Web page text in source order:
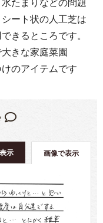
ート状の人工芝は
きるところです。
きな家庭菜園
のアイテムです
画像で表示
示